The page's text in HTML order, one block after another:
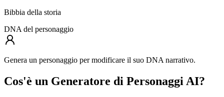
Bibbia della storia
DNA del personaggio
Genera un personaggio per modificare il suo DNA narrativo.
Cos'è un Generatore di Personaggi AI?